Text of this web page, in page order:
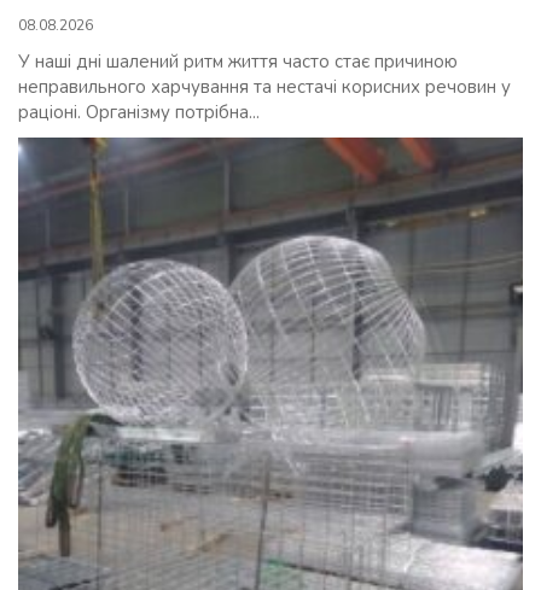
08.08.2026
У наші дні шалений ритм життя часто стає причиною
неправильного харчування та нестачі корисних речовин у
раціоні. Організму потрібна...